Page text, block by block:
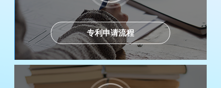
专利申请流程